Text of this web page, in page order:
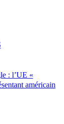
: l’UE «
américain